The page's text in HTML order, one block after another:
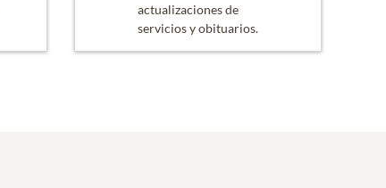
actualizaciones de
servicios y obituarios.